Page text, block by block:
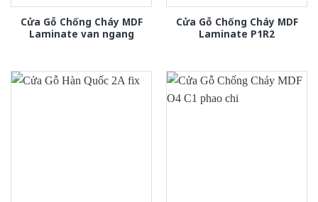
Cửa Gỗ Chống Cháy MDF
Laminate van ngang
Cửa Gỗ Chống Cháy MDF
Laminate P1R2